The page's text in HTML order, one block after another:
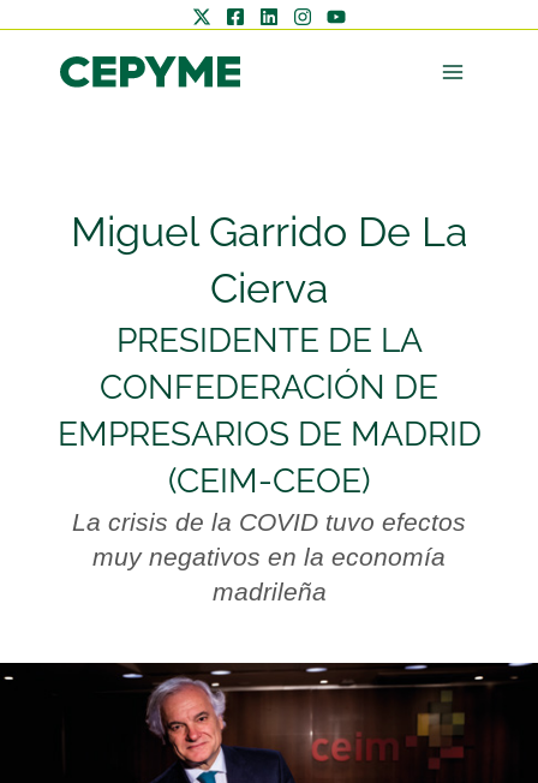
Miguel Garrido De La
Cierva
PRESIDENTE DE LA
CONFEDERACIÓN DE
EMPRESARIOS DE MADRID
(CEIM-CEOE)
La crisis de la COVID tuvo efectos
muy negativos en la economía
madrileña